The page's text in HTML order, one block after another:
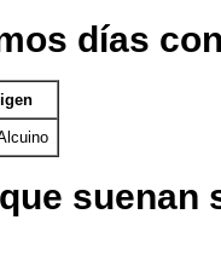
días
suenan